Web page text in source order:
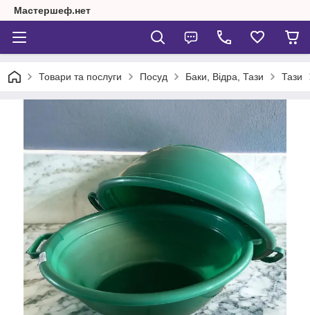
Мастершеф.нет
Товари та послуги Посуд Баки, Відра, Тази Тази